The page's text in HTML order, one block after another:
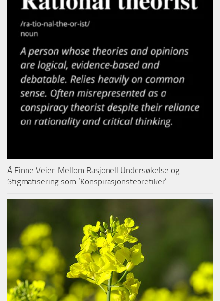
Å Finne Veien Mellom Rasjonell Undersøkelse og
Stigmatisering som ‘Konspirasjonsteoretiker’